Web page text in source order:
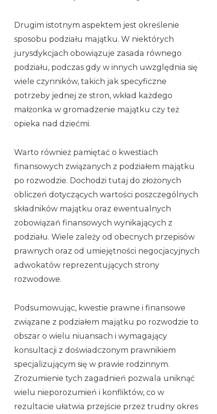
Drugim istotnym aspektem jest określenie
sposobu podziału majątku. W niektórych
jurysdykcjach obowiązuje zasada równego
podziału, podczas gdy w innych uwzględnia się
wiele czynników, takich jak specyficzne
potrzeby jednej ze stron, wkład każdego
małżonka w gromadzenie majątku czy też
opieka nad dziećmi.
Warto również pamiętać o kwestiach
finansowych związanych z podziałem majątku
po rozwodzie. Dochodzi tutaj do złożonych
obliczeń dotyczących wartości poszczególnych
składników majątku oraz ewentualnych
zobowiązań finansowych wynikających z
podziału. Wiele zależy od obecnych przepisów
prawnych oraz od umiejętności negocjacyjnych
adwokatów reprezentujących strony
rozwodowe.
Podsumowując, kwestie prawne i finansowe
związane z podziałem majątku po rozwodzie to
obszar o wielu niuansach i wymagający
konsultacji z doświadczonym prawnikiem
specjalizującym się w prawie rodzinnym.
Zrozumienie tych zagadnień pozwala uniknąć
wielu nieporozumień i konfliktów, co w
rezultacie ułatwia przejście przez trudny okres